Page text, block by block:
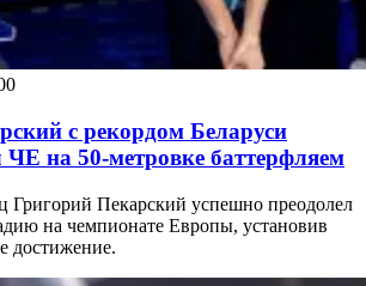
с рекордом Беларуси
на 50-метровке баттерфляем
Григорий Пекарский успешно преодолел
на чемпионате Европы, установив
достижение.